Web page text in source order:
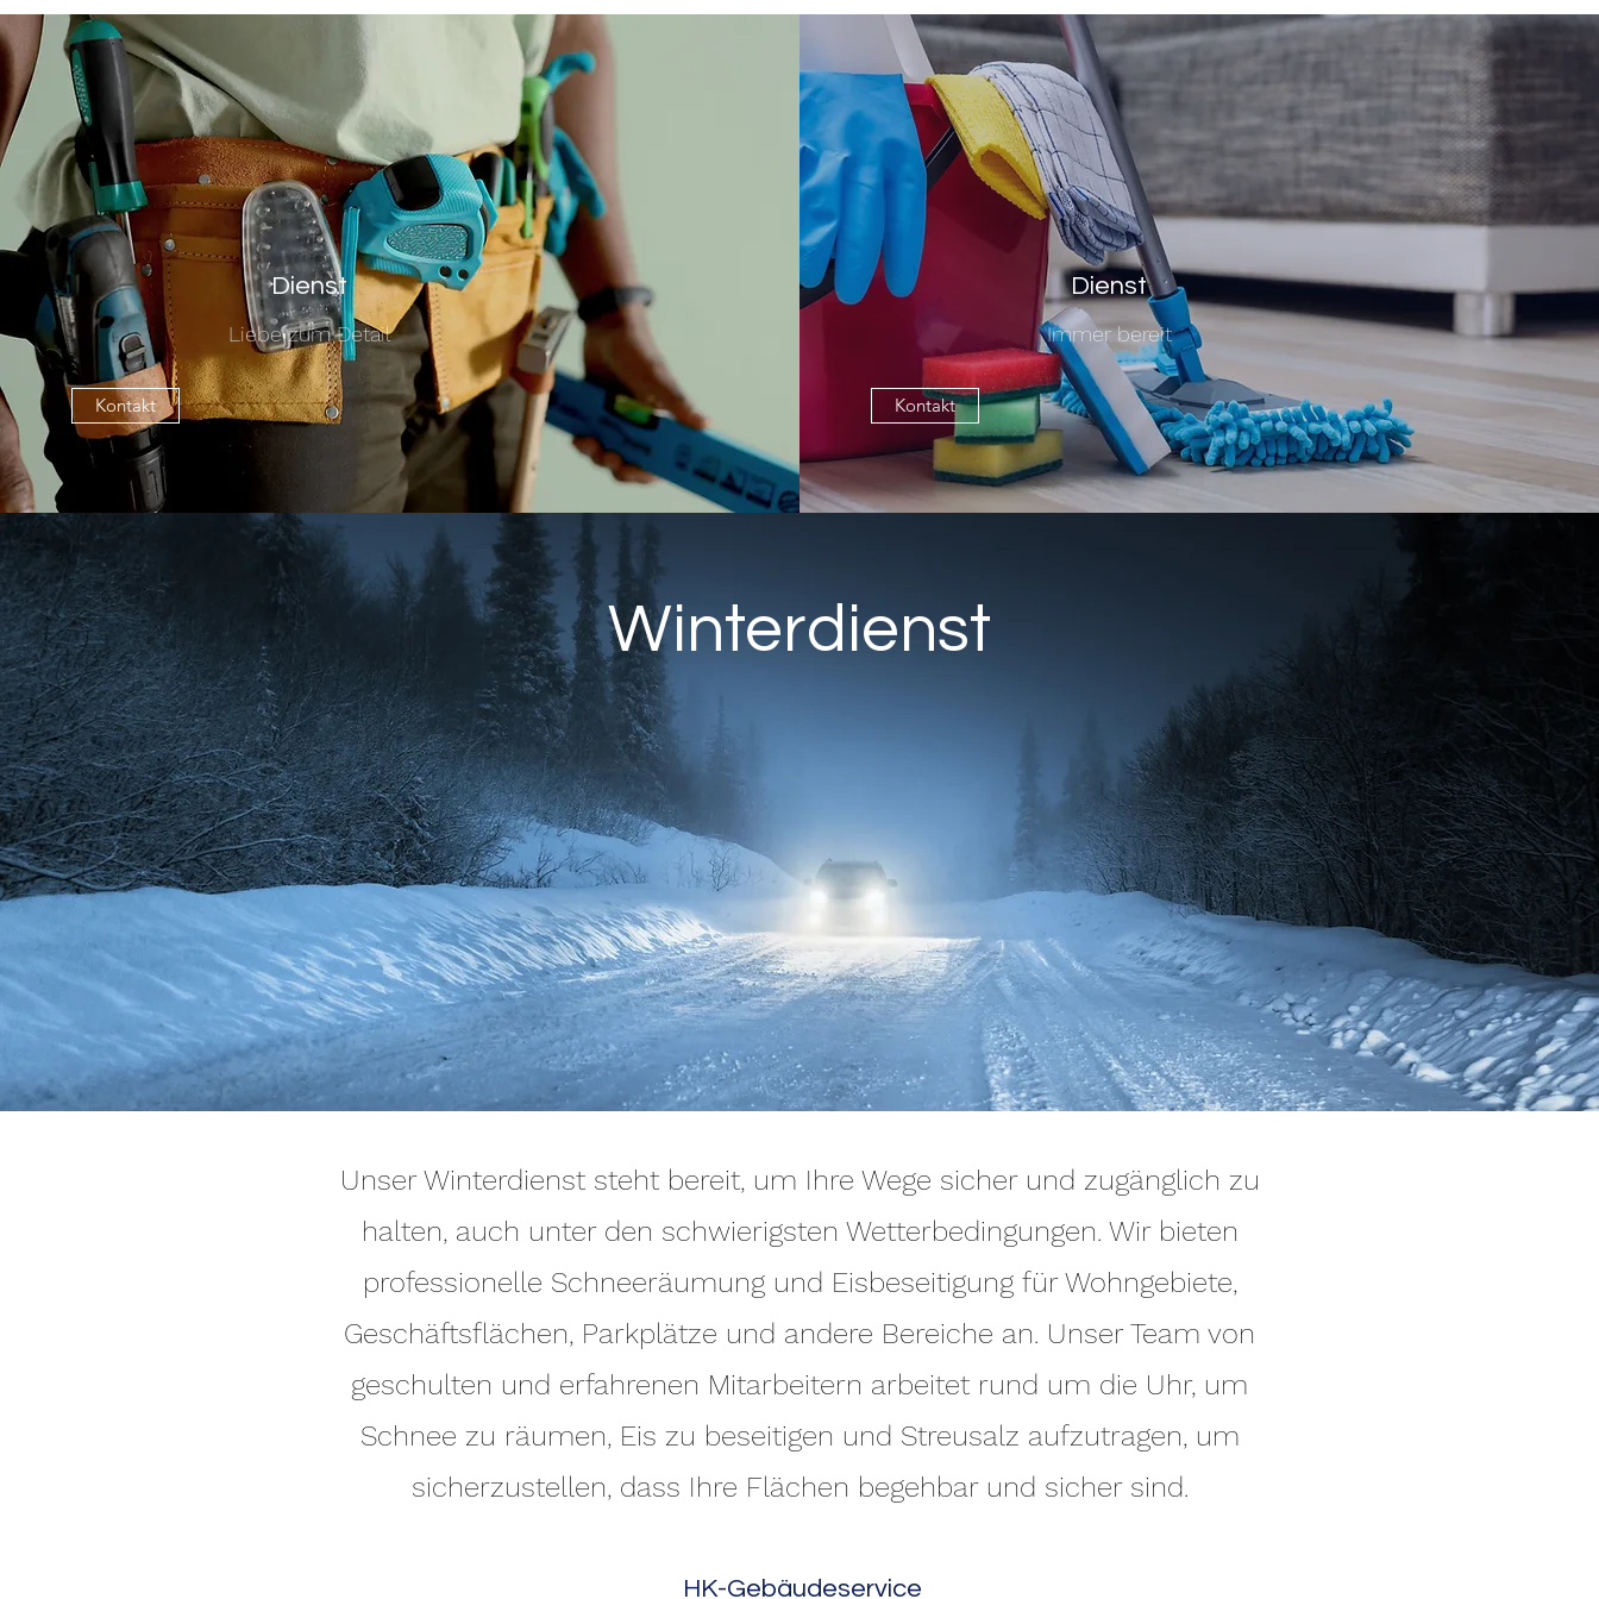
Dienst
Liebe zum Detail
Kontakt
Dienst
Immer bereit
Kontakt
Winterdienst
Unser Winterdienst steht bereit, um Ihre Wege sicher und zugänglich zu
halten, auch unter den schwierigsten Wetterbedingungen. Wir bieten
professionelle Schneeräumung und Eisbeseitigung für Wohngebiete,
Geschäftsflächen, Parkplätze und andere Bereiche an. Unser Team von
geschulten und erfahrenen Mitarbeitern arbeitet rund um die Uhr, um
Schnee zu räumen, Eis zu beseitigen und Streusalz aufzutragen, um
sicherzustellen, dass Ihre Flächen begehbar und sicher sind.
HK-Gebäudeservice